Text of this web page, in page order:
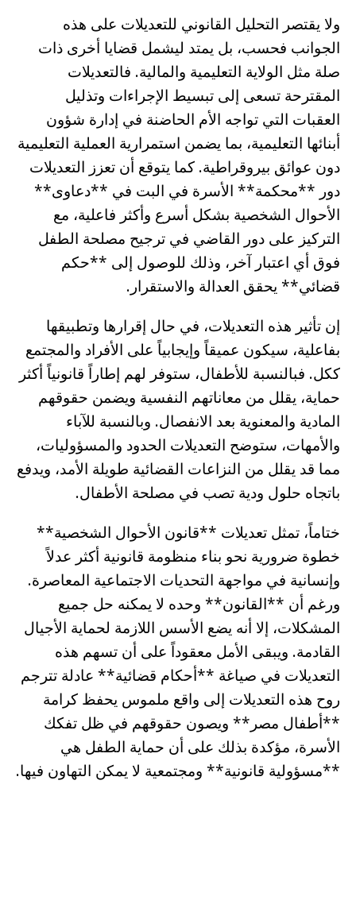
ولا يقتصر التحليل القانوني للتعديلات على هذه
الجوانب فحسب، بل يمتد ليشمل قضايا أخرى ذات
صلة مثل الولاية التعليمية والمالية. فالتعديلات
المقترحة تسعى إلى تبسيط الإجراءات وتذليل
العقبات التي تواجه الأم الحاضنة في إدارة شؤون
أبنائها التعليمية، بما يضمن استمرارية العملية التعليمية
دون عوائق بيروقراطية. كما يتوقع أن تعزز التعديلات
دور **محكمة** الأسرة في البت في **دعاوى**
الأحوال الشخصية بشكل أسرع وأكثر فاعلية، مع
التركيز على دور القاضي في ترجيح مصلحة الطفل
فوق أي اعتبار آخر، وذلك للوصول إلى **حكم
قضائي** يحقق العدالة والاستقرار.
إن تأثير هذه التعديلات، في حال إقرارها وتطبيقها
بفاعلية، سيكون عميقاً وإيجابياً على الأفراد والمجتمع
ككل. فبالنسبة للأطفال، ستوفر لهم إطاراً قانونياً أكثر
حماية، يقلل من معاناتهم النفسية ويضمن حقوقهم
المادية والمعنوية بعد الانفصال. وبالنسبة للآباء
والأمهات، ستوضح التعديلات الحدود والمسؤوليات،
مما قد يقلل من النزاعات القضائية طويلة الأمد، ويدفع
باتجاه حلول ودية تصب في مصلحة الأطفال.
ختاماً، تمثل تعديلات **قانون الأحوال الشخصية**
خطوة ضرورية نحو بناء منظومة قانونية أكثر عدلاً
وإنسانية في مواجهة التحديات الاجتماعية المعاصرة.
ورغم أن **القانون** وحده لا يمكنه حل جميع
المشكلات، إلا أنه يضع الأسس اللازمة لحماية الأجيال
القادمة. ويبقى الأمل معقوداً على أن تسهم هذه
التعديلات في صياغة **أحكام قضائية** عادلة تترجم
روح هذه التعديلات إلى واقع ملموس يحفظ كرامة
**أطفال مصر** ويصون حقوقهم في ظل تفكك
الأسرة، مؤكدة بذلك على أن حماية الطفل هي
**مسؤولية قانونية** ومجتمعية لا يمكن التهاون فيها.